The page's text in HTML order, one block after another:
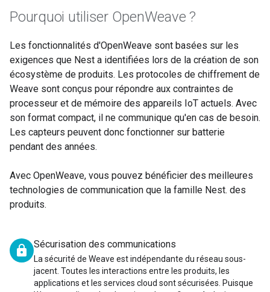
Pourquoi utiliser OpenWeave ?
Les fonctionnalités d'OpenWeave sont basées sur les
exigences que Nest a identifiées lors de la création de son
écosystème de produits. Les protocoles de chiffrement de
Weave sont conçus pour répondre aux contraintes de
processeur et de mémoire des appareils IoT actuels. Avec
son format compact, il ne communique qu'en cas de besoin.
Les capteurs peuvent donc fonctionner sur batterie
pendant des années.
Avec OpenWeave, vous pouvez bénéficier des meilleures
technologies de communication que la famille Nest. des
produits.
lock Sécurisation des communications
La sécurité de Weave est indépendante du réseau sous-
jacent. Toutes les interactions entre les produits, les
applications et les services cloud sont sécurisées. Puisque